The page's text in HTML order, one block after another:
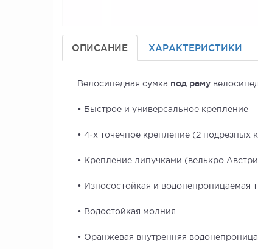
ОПИСАНИЕ ХАРАКТЕРИСТИКИ
Велосипедная сумка под раму
• Быстрое и универсальное крепление
• 4-х точечное крепление (2 подрезных
• Крепление липучками (велькро
• Износостойкая и водонепроницаемая
• Водостойкая молния
• Оранжевая внутренняя